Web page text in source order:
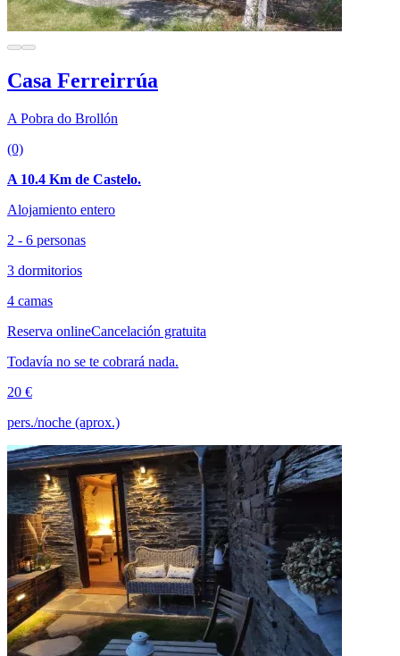
Casa Ferreirrúa
A Pobra do Brollón
(0)
A 10.4 Km de Castelo.
Alojamiento entero
2 - 6 personas
3 dormitorios
4 camas
Reserva onlineCancelación gratuita
Todavía no se te cobrará nada.
20 €
pers./noche (aprox.)